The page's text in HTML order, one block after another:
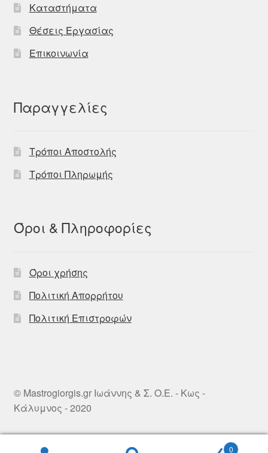
Καταστήματα
Θέσεις Εργασίας
Επικοινωνία
Παραγγελίες
Τρόποι Αποστολής
Τρόποι Πληρωμής
Όροι & Πληροφορίες
Όροι χρήσης
Πολιτική Απορρήτου
Πολιτική Επιστροφών
© Mastrogiorgis.gr Ιωάννης & Σ. Ο.Ε. - Κως -
Κάλυμνος - 2020
0